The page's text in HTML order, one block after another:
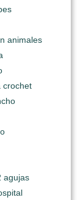
animales
crochet
agujas